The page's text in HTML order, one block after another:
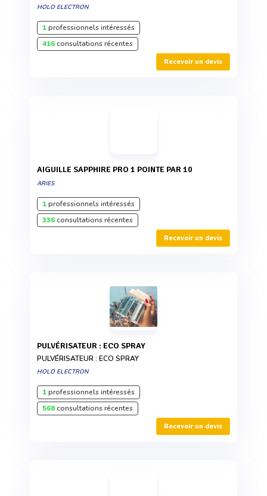
HOLO ELECTRON
1professionnels intéressés
416consultations récentes
Recevoir un devis
AIGUILLE SAPPHIRE PRO 1 POINTE PAR 10
ARIES
1professionnels intéressés
336consultations récentes
Recevoir un devis
PULVÉRISATEUR : ECO SPRAY
PULVÉRISATEUR : ECO SPRAY
HOLO ELECTRON
1professionnels intéressés
568consultations récentes
Recevoir un devis